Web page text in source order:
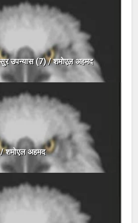
उपन्यास (7) / शमोएल अहमद
शमोएल अहमद